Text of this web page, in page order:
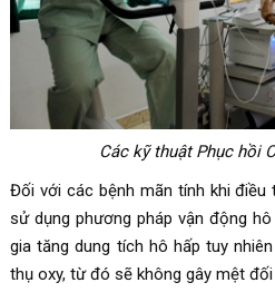
Các kỹ thuật Phục hồi
Đối với các bệnh mãn tính khi điều
sử dụng phương pháp vận động
gia tăng dung tích hô hấp tuy
thụ oxy, từ đó sẽ không gây mệt đối